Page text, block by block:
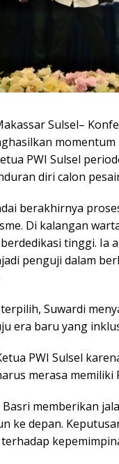
Sulsel–
PWI Sulsel
diri calon
berakhirnya
Di kalangan
tinggi. Ia
penguji dalam
Suwardi
era baru yang
PWI Sulsel
merasa memiliki
memberikan
ke depan.